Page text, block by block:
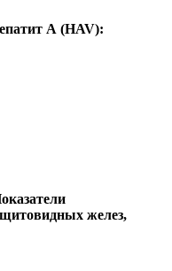
А (HAV):
желез,